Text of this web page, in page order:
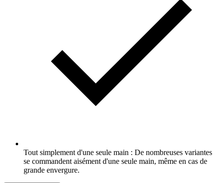
Tout simplement d'une seule main : De nombreuses variantes
se commandent aisément d'une seule main, même en cas de
grande envergure.